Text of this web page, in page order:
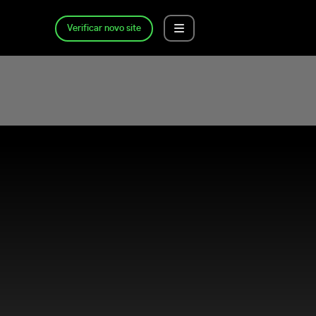
Verificar novo site